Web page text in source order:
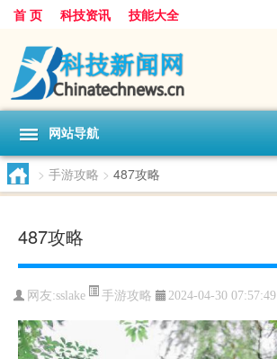
首 页 科技资讯 技能大全
网站导航
> 手游攻略 > 487攻略
487攻略
网友:sslake 手游攻略 2024-04-30 07:57:49